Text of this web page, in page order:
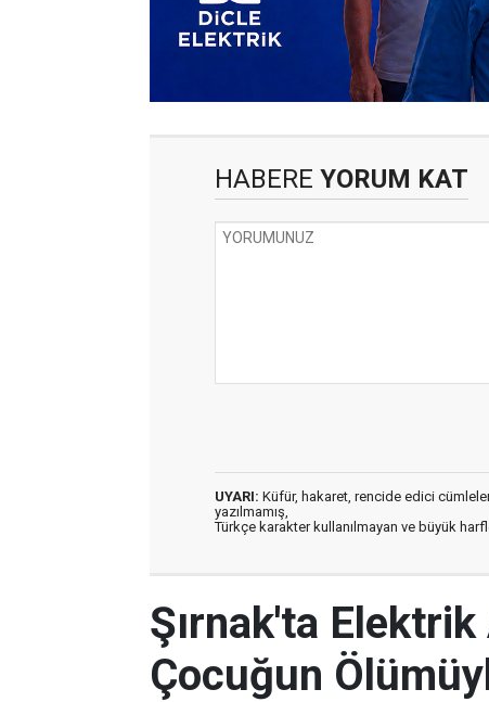
HABERE YORUM KAT
UYARI: Küfür, hakaret, rencide edici
yazılmamış,
Türkçe karakter kullanılmayan ve büyük
Şırnak'ta Elektrik
Çocuğun